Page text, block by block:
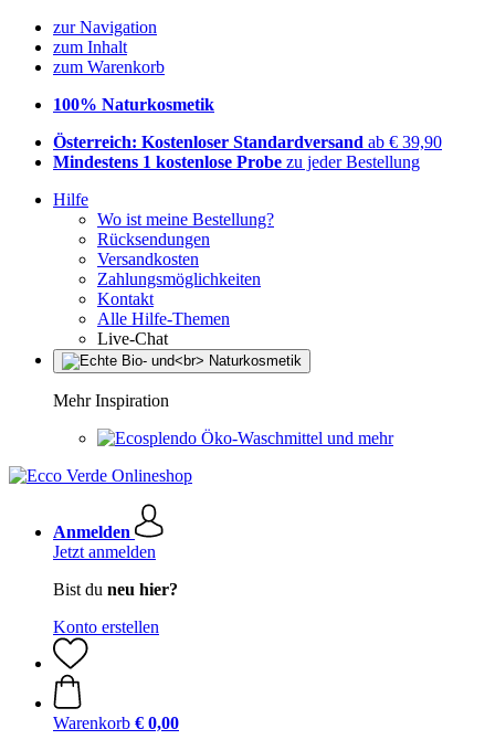
zur Navigation
zum Inhalt
zum Warenkorb
100% Naturkosmetik
Österreich: Kostenloser Standardversand ab € 39,90
Mindestens 1 kostenlose Probe zu jeder Bestellung
Hilfe
Wo ist meine Bestellung?
Rücksendungen
Versandkosten
Zahlungsmöglichkeiten
Kontakt
Alle Hilfe-Themen
Live-Chat
Mehr Inspiration
Öko-Waschmittel und mehr
Anmelden
Jetzt anmelden
Bist du neu hier?
Konto erstellen
Warenkorb € 0,00